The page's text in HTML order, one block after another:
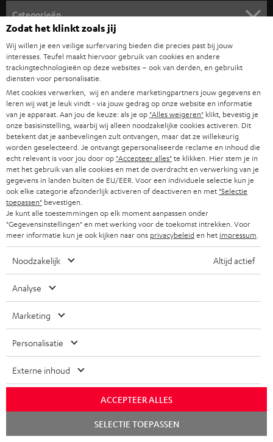
o
r
n
i
e
u
w
s
b
r
i
e
f
Categorieën
HOME CINEMA SPEAKERS
COMPLETE SYSTEMEN
SOUNDBARS
HIFI-SPEAKERS
SMART HOME
BLUETOOTH
KOPTELEFOONS
BLUETOOTH KOPTELEFOONS
COMPLETE SETS
SPEAKERS
ULTIMA
NIEUWKOMERS
Bedrijf
SUPPORT
CARRIÈRE
PERS & MARKETING
B2B
PARTNERPROGRAMMA
BLOG
NEWSLETTER
STORES
TEUFEL VOORDELEN
TEUFEL STORY
MANAGEMENT
DUURZAAMHEID
Teufel online shops
DUITSLAND
OOSTENRIJK
ZWITSERLAND
NEDERLAND
FRANKRIJK
SPANJE
ITALIË
USA
accessoires zijn niet bij de levering inbegrepen. Eventuele
verwijderingskosten voor batterijen zijn bij de prijs inbegrepen.
©2026 Lautsprecher Teufel GmbH - All rights reserved.
Disclaimer Algemene voorwaarden Privacybeleid
Zodat het klinkt zoals jij
Wij willen je een veilige surfervaring bieden die precies past bij jouw
interesses. Teufel maakt hiervoor gebruik van cookies en andere
trackingtechnologieën op deze websites – ook van derden, en gebruikt
diensten voor personalisatie.
Met cookies verwerken, wij en andere marketingpartners jouw gegevens en
leren wij wat je leuk vindt - via jouw gedrag op onze website en informatie
van je apparaat. Aan jou de keuze: als je op "Alles weigeren" klikt, bevestig je
onze basisinstelling, waarbij wij alleen noodzakelijke cookies activeren. Dit
betekent dat je aanbevelingen zult ontvangen, maar dat ze willekeurig
worden geselecteerd. Je ontvangt gepersonaliseerde reclame en inhoud die
echt relevant is voor jou door op "Accepteer alles"te klikken. Hier stem je in
met het gebruik van alle cookies en met de overdracht en verwerking van je
gegevens in landen buiten de EU/EER. Voor een individuele selectie kun je
ook elke categorie afzonderlijk activeren of deactiveren en met "Selectie
toepassen" bevestigen.
Je kunt alle toestemmingen op elk moment aanpassen onder
"Gegevensinstellingen" en met werking voor de toekomst intrekken. Voor
meer informatie kun je ook kijken naar ons privacybeleiden het impressum
Noodzakelijk Altijd actief
Analyse
Marketing
Personalisatie
Externe inhoud
ACCEPTEER ALLES
SELECTIE TOEPASSEN